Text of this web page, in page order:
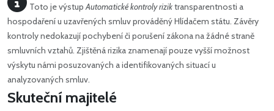
Toto je výstupAutomatické kontroly riziktransparentnosti a
hospodaření u uzavřených smluv prováděný Hlídačem státu. Závěry
kontroly nedokazují pochybení či porušení zákona na žádné straně
smluvních vztahů. Zjištěná rizika znamenají pouze vyšší možnost
výskytu námi posuzovaných a identifikovaných situací u
analyzovaných smluv.
Skuteční majitelé